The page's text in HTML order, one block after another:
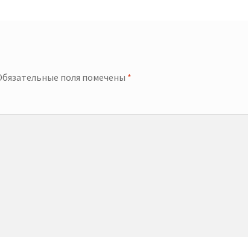
поля помечены *